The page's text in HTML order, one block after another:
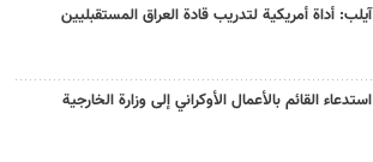
آيلب: أداة أمريكية لتدريب قادة العراق المستقبليين
استدعاء القائم بالأعمال الأوكراني إلى وزارة الخارجية